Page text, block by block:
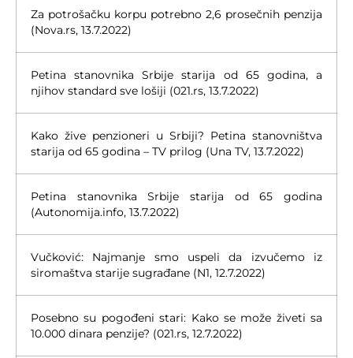
Za potrošačku korpu potrebno 2,6 prosečnih penzija
(Nova.rs, 13.7.2022)
Petina stanovnika Srbije starija od 65 godina, a
njihov standard sve lošiji (021.rs, 13.7.2022)
Kako žive penzioneri u Srbiji? Petina stanovništva
starija od 65 godina – TV prilog (Una TV, 13.7.2022)
Petina stanovnika Srbije starija od 65 godina
(Autonomija.info, 13.7.2022)
Vučković: Najmanje smo uspeli da izvučemo iz
siromaštva starije sugrađane (N1, 12.7.2022)
Posebno su pogođeni stari: Kako se može živeti sa
10.000 dinara penzije? (021.rs, 12.7.2022)